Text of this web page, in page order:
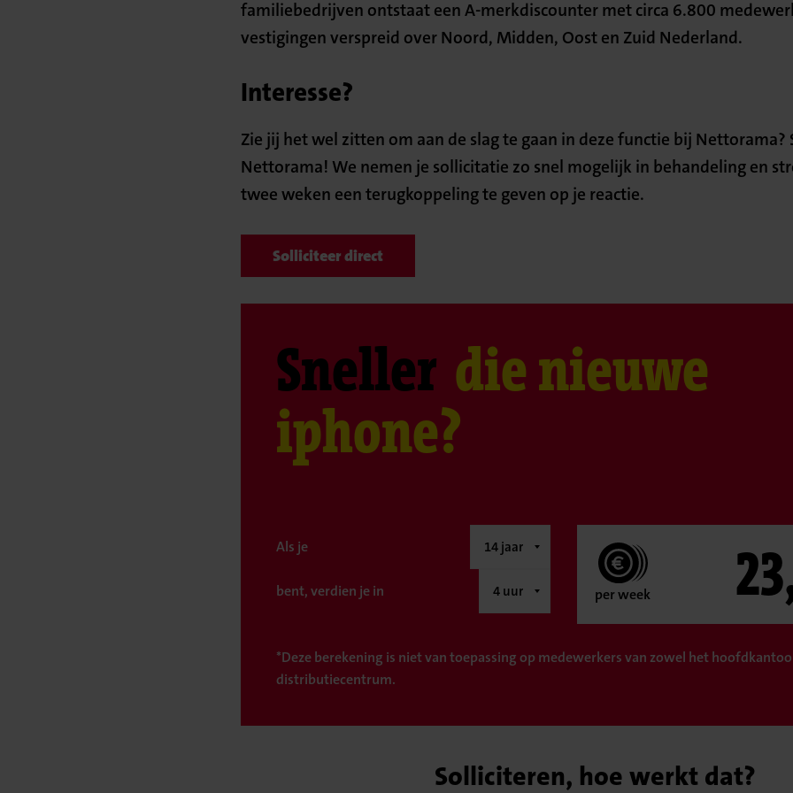
familiebedrijven ontstaat een A-merkdiscounter met circa 6.800
vestigingen verspreid over Noord, Midden, Oost en Zuid Nederland.
Interesse?
Zie jij het wel zitten om aan de slag te gaan in deze functie bij
Nettorama! We nemen je sollicitatie zo snel mogelijk in behandeling en
twee weken een terugkoppeling te geven op je reactie.
Solliciteer direct
Sneller die nieuwe
iphone?
Als je
bent, verdien je in per week
*Deze berekening is niet van toepassing op medewerkers van zowel het
distributiecentrum.
Solliciteren, hoe werkt dat?